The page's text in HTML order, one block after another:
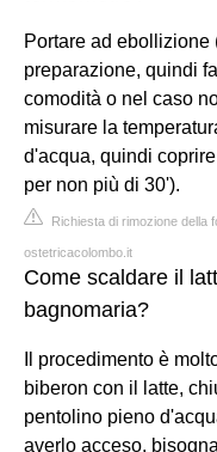
Portare ad ebollizione
preparazione, quindi
comodità o nel caso
misurare la
d'acqua, quindi
per non più di 30').
Richiesta di rimozione della
ostetricacolombo.it
Come scaldare il
bagnomaria?
Il procedimento è
biberon con il latte,
pentolino pieno
averlo acceso,